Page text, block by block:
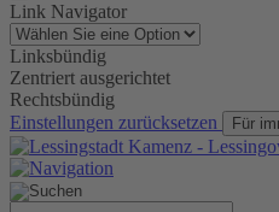
Link Navigator
Linksbündig
Zentriert ausgerichtet
Rechtsbündig
Einstellungen zurücksetzen
Für